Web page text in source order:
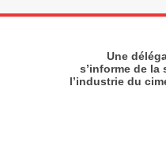
Une
s’informe de la
l’industrie du